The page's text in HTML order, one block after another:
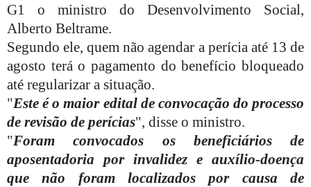
G1 o ministro do Desenvolvimento Social,
Alberto Beltrame.
Segundo ele, quem não agendar a perícia até 13 de
agosto terá o pagamento do benefício bloqueado
até regularizar a situação.
"Este é o maior edital de convocação do processo
de revisão de perícias", disse o ministro.
"Foram convocados os beneficiários de
aposentadoria por invalidez e auxílio-doença
que não foram localizados por causa de